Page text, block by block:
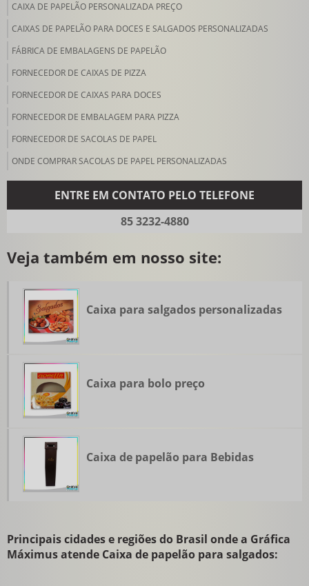
CAIXA DE PAPELÃO PERSONALIZADA PREÇO
CAIXAS DE PAPELÃO PARA DOCES E SALGADOS PERSONALIZADAS
FÁBRICA DE EMBALAGENS DE PAPELÃO
FORNECEDOR DE CAIXAS DE PIZZA
FORNECEDOR DE CAIXAS PARA DOCES
FORNECEDOR DE EMBALAGEM PARA PIZZA
FORNECEDOR DE SACOLAS DE PAPEL
ONDE COMPRAR SACOLAS DE PAPEL PERSONALIZADAS
ENTRE EM CONTATO PELO TELEFONE
85 3232-4880
Veja também em nosso site:
Caixa para salgados personalizadas
Caixa para bolo preço
Caixa de papelão para Bebidas
Principais cidades e regiões do Brasil onde a Gráfica
Máximus atende Caixa de papelão para salgados: